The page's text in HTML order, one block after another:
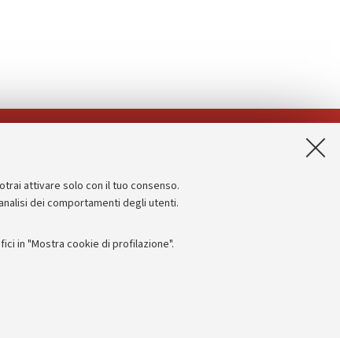
attivare solo con il tuo consenso.
dei comportamenti degli utenti.
in "Mostra cookie di profilazione".
Informazioni sul sito e accessibilità
Privacy e note legali